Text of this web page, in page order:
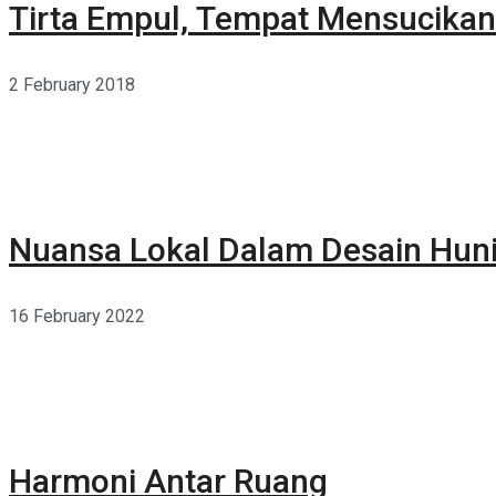
Tirta Empul, Tempat
2 February 2018
Nuansa Lokal Dalam Desain
16 February 2022
Harmoni Antar Ruang